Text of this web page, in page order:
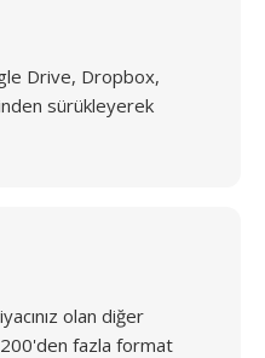
Drive, Dropbox,
sürükleyerek
olan diğer
fazla format